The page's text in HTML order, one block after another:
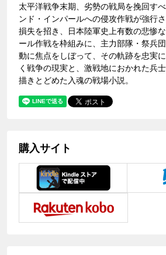
太平洋戦争末期、劣勢の戦局を挽回す
ンド・インパールへの侵攻作戦が強行
損失を招き、日本陸軍史上有数の悲惨
ール作戦を枠組みに、主力部隊・祭兵
動に焦点をしぼって、その軌跡を忠実
く戦争の現実と、激戦地におかれた兵
描きとどめた入魂の戦場小説。
購入サイト